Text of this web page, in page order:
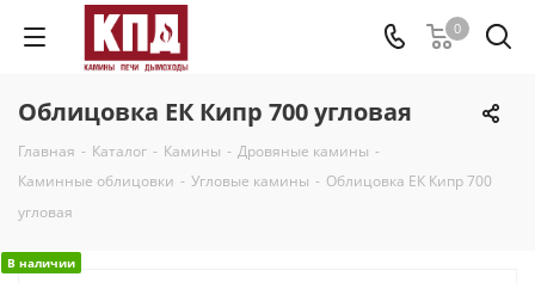
0
Облицовка ЕК Кипр 700 угловая
Главная - Каталог - Камины - Дровяные камины -
Каминные облицовки - Угловые камины - Облицовка ЕК Кипр 700
угловая
В наличии